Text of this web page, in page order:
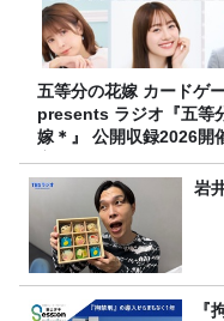
五等分の花嫁 カードゲ
presents ラジオ『五等
嫁＊』 公開収録2026開
定！
岩
『